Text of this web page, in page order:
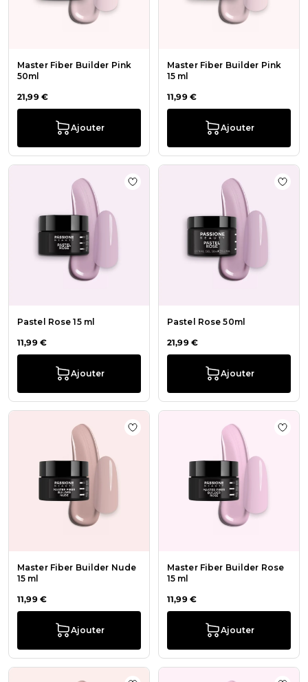
Master Fiber Builder Pink
50ml
21,99 €
Ajouter
Master Fiber Builder Pink
15 ml
11,99 €
Ajouter
Pastel Rose 15 ml
11,99 €
Ajouter
Ajouter à la liste de souhaits Pastel
Pastel Rose 50ml
21,99 €
Ajouter
Master Fiber Builder Nude
15 ml
11,99 €
Ajouter
Ajouter à la liste de souhaits
Master Fiber Builder Rose
15 ml
11,99 €
Ajouter